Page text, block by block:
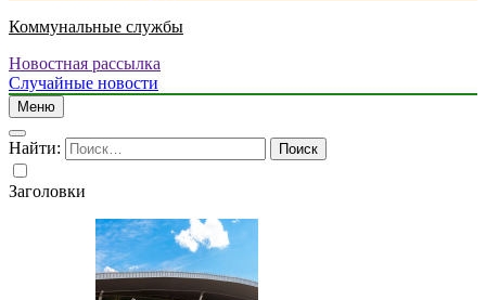
Коммунальные службы
Новостная рассылка
Случайные новости
Меню
Найти:
Заголовки